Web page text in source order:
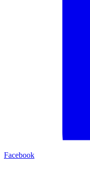
Facebook